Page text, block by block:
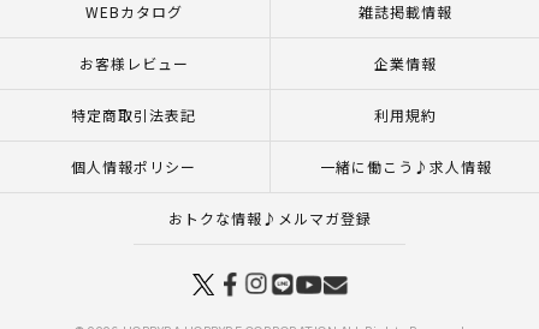
WEBカタログ 雑誌掲載情報
お客様レビュー 企業情報
特定商取引法表記 利用規約
個人情報ポリシー 一緒に働こう♪求人情報
おトクな情報♪メルマガ登録